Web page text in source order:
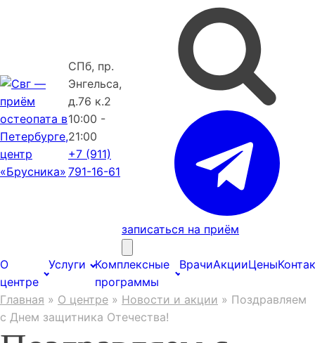
СПб, пр.
Энгельса,
д.76 к.2
10:00 -
21:00
+7 (911)
791-16-61
записаться на приём
О
центре
Услуги
Комплексные
программы
ВрачиАкцииЦены
Главная » О центре » Новости и акции » Поздравляем
с Днем защитника Отечества!